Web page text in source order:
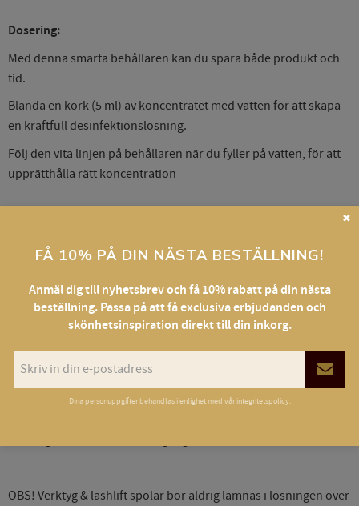
Dosering:
Med denna smarta behållaren kan du spara både produkt och
tid.
Blanda en kork (5 ml) av koncentratet med vatten för att skapa
en kraftfull desinfektionslösning.
Följ den vita linjen på behållaren när du fyller på vatten, för att
upprätthålla rätt koncentration
Lätt att använda:
en fräsch doft.
För att uppnå fullständig desinfektion av spolar och
lösningen i 3-10 minuter, men inte längre än en timme.
Efter desinfektionen bör spolar och verktyg sköljas noggrant
OBS! Verktyg & lashlift spolar bör aldrig lämnas i lösningen över
FÅ 10% PÅ DIN NÄSTA BESTÄLLNING!
Anmäl dig till nyhetsbrev och få 10% rabatt på din nästa
beställning. Passa på att få exclusiva erbjudanden och
skönhetsinspiration direkt till din inkorg.
Dina personuppgifter behandlas i enlighet med vårintegritetspolicy.
✖